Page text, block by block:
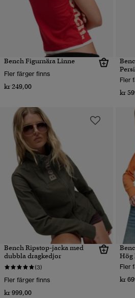
Bench Figurnära Linne
Fler färger finns
kr 249,00
Fler
kr
Bench Ripstop-jacka med
dubbla dragkedjor
(3)
Fler färger finns
kr 999,00
Hög
Fler
kr